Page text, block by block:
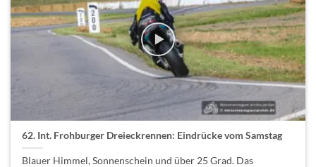
62. Int. Frohburger Dreieckrennen: Eindrücke vom Samstag
Blauer Himmel, Sonnenschein und über 25 Grad. Das